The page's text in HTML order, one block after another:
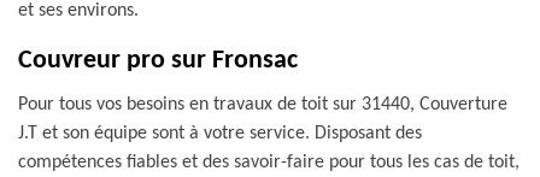
et ses environs.
Couvreur pro sur Fronsac
Pour tous vos besoins en travaux de toit sur 31440, Couverture
J.T et son équipe sont à votre service. Disposant des
compétences fiables et des savoir-faire pour tous les cas de toit,